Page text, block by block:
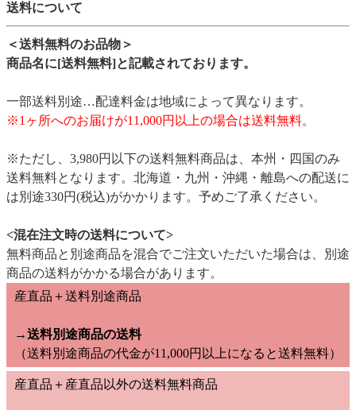
送料について
＜送料無料のお品物＞
商品名に[送料無料]と記載されております。
一部送料別途…配達料金は地域によって異なります。
※1ヶ所へのお届けが11,000円以上の場合は送料無料。
※ただし、3,980円以下の送料無料商品は、本州・四国のみ
送料無料となります。北海道・九州・沖縄・離島への配送に
は別途330円(税込)がかかります。予めご了承ください。
<混在注文時の送料について>
無料商品と別途商品を混合でご注文いただいた場合は、別途
商品の送料がかかる場合があります。
産直品＋送料別途商品
→送料別途商品の送料
（送料別途商品の代金が11,000円以上になると送料無料）
産直品＋産直品以外の送料無料商品